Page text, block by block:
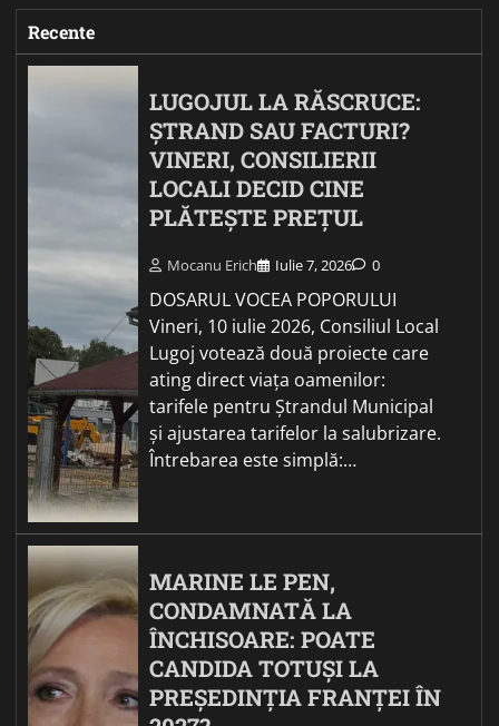
Recente
LUGOJUL LA RĂSCRUCE:
ȘTRAND SAU FACTURI?
VINERI, CONSILIERII
LOCALI DECID CINE
PLĂTEȘTE PREȚUL
Mocanu Erich Iulie 7, 2026 0
DOSARUL VOCEA POPORULUI
Vineri, 10 iulie 2026, Consiliul Local
Lugoj votează două proiecte care
ating direct viața oamenilor:
tarifele pentru Ștrandul Municipal
și ajustarea tarifelor la salubrizare.
Întrebarea este simplă:…
MARINE LE PEN,
CONDAMNATĂ LA
ÎNCHISOARE: POATE
CANDIDA TOTUȘI LA
PREȘEDINȚIA FRANȚEI ÎN